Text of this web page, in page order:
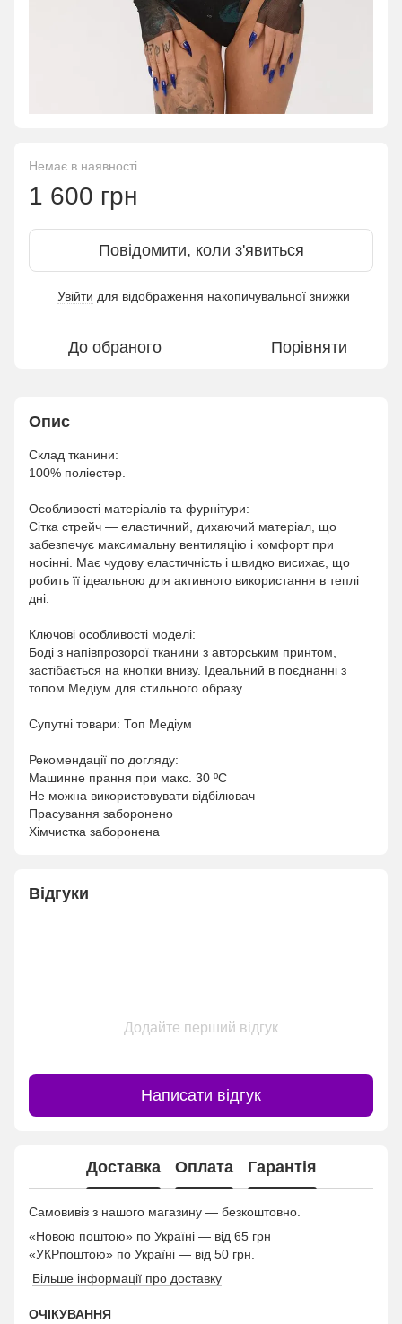
Немає в наявності
1 600 грн
Повідомити, коли з'явиться
Увійти для відображення накопичувальної знижки
До обраного Порівняти
Опис
Склад тканини:
100% поліестер.
Особливості матеріалів та фурнітури:
Сітка стрейч — еластичний, дихаючий матеріал, що
забезпечує максимальну вентиляцію і комфорт при
носінні. Має чудову еластичність і швидко висихає, що
робить її ідеальною для активного використання в теплі
дні.
Ключові особливості моделі:
Боді з напівпрозорої тканини з авторським принтом,
застібається на кнопки внизу. Ідеальний в поєднанні з
топом Медіум для стильного образу.
Супутні товари: Топ Медіум
Рекомендації по догляду:
Машинне прання при макс. 30 ºC
Не можна використовувати відбілювач
Прасування заборонено
Хімчистка заборонена
Відгуки
Додайте перший відгук
Написати відгук
Доставка Оплата Гарантія
Самовивіз з нашого магазину — безкоштовно.
«Новою поштою» по Україні — від 65 грн
«УКРпоштою» по Україні — від 50 грн.
Більше інформації про доставку
ОЧІКУВАННЯ